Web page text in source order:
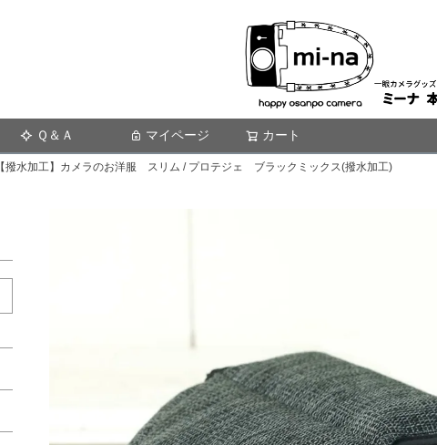
Ｑ＆Ａ マイページ カート
【撥水加工】カメラのお洋服 スリム / プロテジェ ブラックミックス(撥水加工)